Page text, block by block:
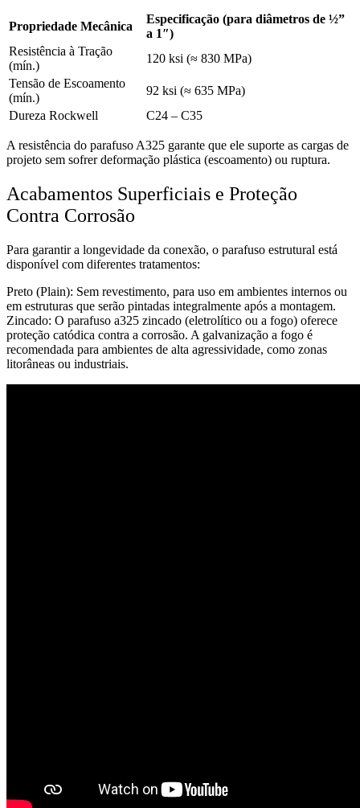
Propriedade Mecânica
Especificação (para diâmetros de ½”
a 1″)
Resistência à Tração
(mín.)
120 ksi (≈ 830 MPa)
Tensão de Escoamento
(mín.)
92 ksi (≈ 635 MPa)
Dureza Rockwell
C24 – C35
A resistência do parafuso A325 garante que ele suporte as cargas de
projeto sem sofrer deformação plástica (escoamento) ou ruptura.
Acabamentos Superficiais e Proteção
Contra Corrosão
Para garantir a longevidade da conexão, o parafuso estrutural está
disponível com diferentes tratamentos:
Preto (Plain): Sem revestimento, para uso em ambientes internos ou
em estruturas que serão pintadas integralmente após a montagem.
Zincado: O parafuso a325 zincado (eletrolítico ou a fogo) oferece
proteção catódica contra a corrosão. A galvanização a fogo é
recomendada para ambientes de alta agressividade, como zonas
litorâneas ou industriais.